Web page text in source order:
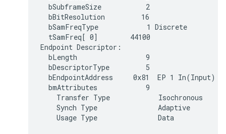
  bSubframeSize           2
  bBitResolution         16
  bSamFreqType            1 Discrete
  tSamFreq[ 0]        44100
Endpoint Descriptor:
  bLength                 9
  bDescriptorType         5
  bEndpointAddress     0x81  EP 1 In(Input)
  bmAttributes            9
    Transfer Type            Isochronous
    Synch Type               Adaptive